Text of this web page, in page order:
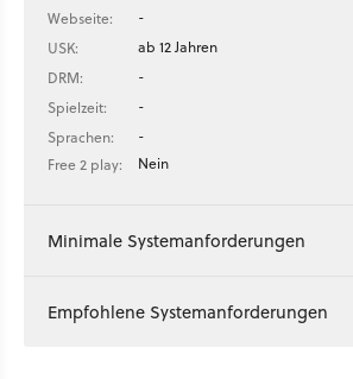
Webseite:
-
USK:
ab 12 Jahren
DRM:
-
Spielzeit:
-
Sprachen:
-
Free 2 play:
Nein
Minimale Systemanforderungen
Empfohlene Systemanforderungen